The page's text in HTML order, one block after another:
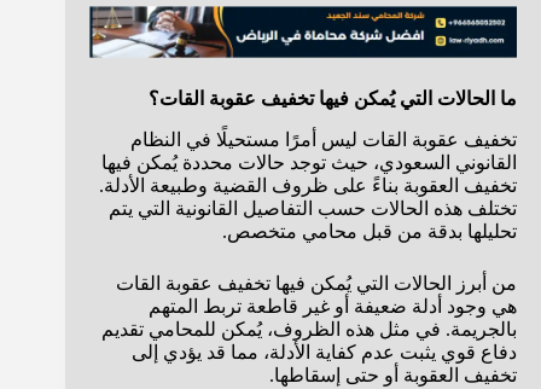
ما الحالات التي يُمكن فيها تخفيف عقوبة القات؟
تخفيف عقوبة القات ليس أمرًا مستحيلًا في النظام
القانوني السعودي، حيث توجد حالات محددة يُمكن فيها
تخفيف العقوبة بناءً على ظروف القضية وطبيعة الأدلة.
تختلف هذه الحالات حسب التفاصيل القانونية التي يتم
تحليلها بدقة من قبل محامي متخصص.
من أبرز الحالات التي يُمكن فيها تخفيف عقوبة القات
هي وجود أدلة ضعيفة أو غير قاطعة تربط المتهم
بالجريمة. في مثل هذه الظروف، يُمكن للمحامي تقديم
دفاع قوي يثبت عدم كفاية الأدلة، مما قد يؤدي إلى
تخفيف العقوبة أو حتى إسقاطها.